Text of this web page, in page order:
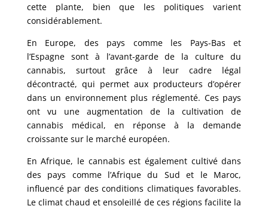
cette plante, bien que les politiques varient
considérablement.
En Europe, des pays comme les Pays-Bas et
l’Espagne sont à l’avant-garde de la culture du
cannabis, surtout grâce à leur cadre légal
décontracté, qui permet aux producteurs d’opérer
dans un environnement plus réglementé. Ces pays
ont vu une augmentation de la cultivation de
cannabis médical, en réponse à la demande
croissante sur le marché européen.
En Afrique, le cannabis est également cultivé dans
des pays comme l’Afrique du Sud et le Maroc,
influencé par des conditions climatiques favorables.
Le climat chaud et ensoleillé de ces régions facilite la